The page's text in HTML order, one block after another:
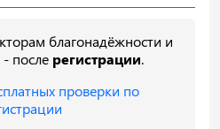
благонадёжности и
после регистрации.
проверки по